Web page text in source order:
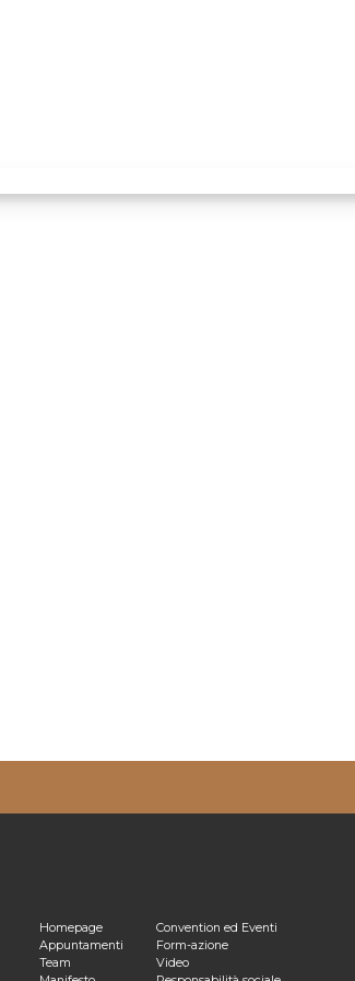
Privacy PolicyHomepage
Appuntamenti
Team
Convention ed Eventi
Form-azione
Video